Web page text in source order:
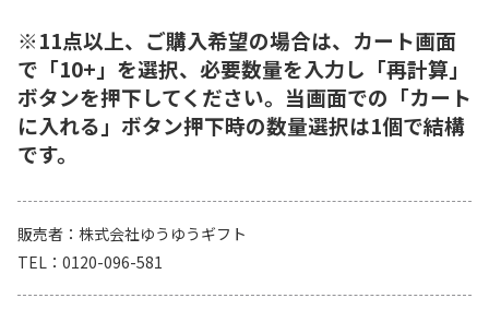
※11点以上、ご購入希望の場合は、カート画面
で「10+」を選択、必要数量を入力し「再計算」
ボタンを押下してください。当画面での「カート
に入れる」ボタン押下時の数量選択は1個で結構
です。
販売者
株式会社ゆうゆうギフト
TEL
0120-096-581